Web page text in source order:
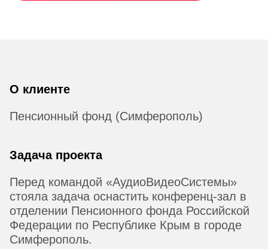
О клиенте
Пенсионный фонд (Симферополь)
Задача проекта
Перед командой «АудиоВидеоСистемы»
стояла задача оснастить конференц-зал в
отделении Пенсионного фонда Российской
Федерации по Республике Крым в городе
Симферополь.